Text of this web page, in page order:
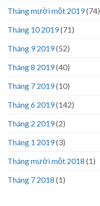
Tháng mười một 2019(74)
Tháng 10 2019(71)
Tháng 9 2019(52)
Tháng 8 2019(40)
Tháng 7 2019(10)
Tháng 6 2019(142)
Tháng 2 2019(2)
Tháng 1 2019(3)
Tháng mười một 2018 (1)
Tháng 7 2018 (1)